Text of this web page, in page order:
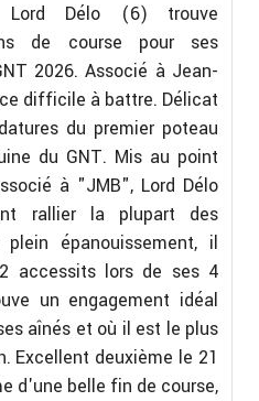
Lord Délo (6) trouve
de course pour ses
2026. Associé à Jean-
difficile à battre. Délicat
du premier poteau
du GNT. Mis au point
à "JMB", Lord Délo
rallier la plupart des
épanouissement, il
accessits lors de ses 4
un engagement idéal
aînés et où il est le plus
Excellent deuxième le 21
d'une belle fin de course,